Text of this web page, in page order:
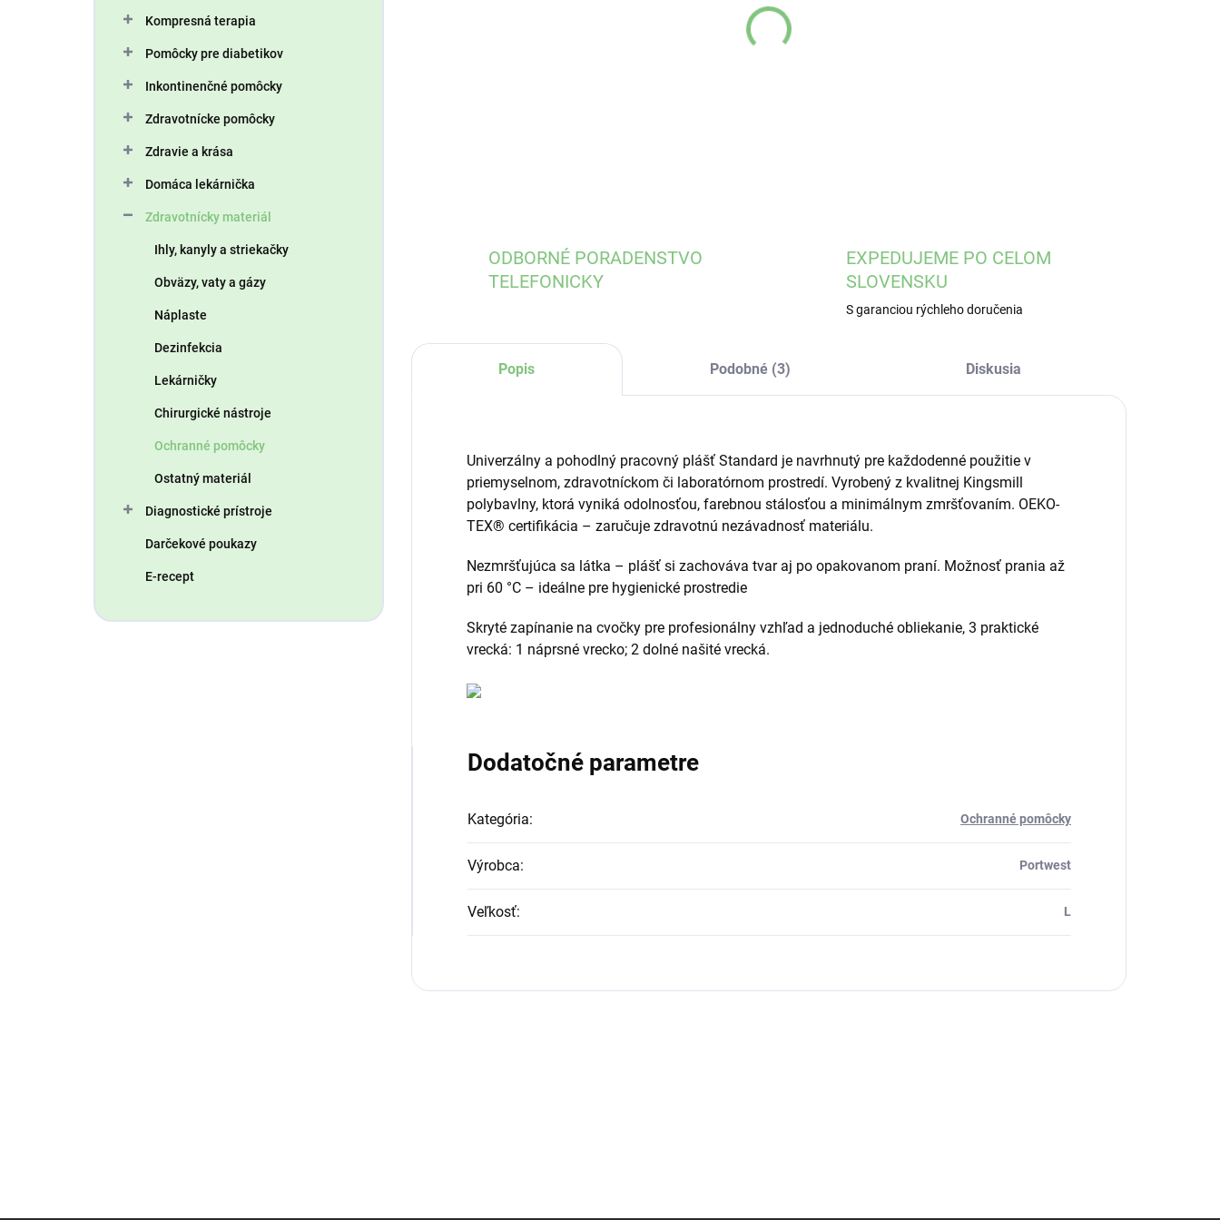
Kompresná terapia
Pomôcky pre diabetikov
Inkontinenčné pomôcky
Zdravotnícke pomôcky
Zdravie a krása
Domáca lekárnička
Zdravotnícky materiál
Ihly, kanyly a striekačky
Obväzy, vaty a gázy
Náplaste
Dezinfekcia
Lekárničky
Chirurgické nástroje
Ochranné pomôcky
Ostatný materiál
Diagnostické prístroje
Darčekové poukazy
E-recept
14.8.2026
ODBORNÉ PORADENSTVO
TELEFONICKY
EXPEDUJEME PO CELOM
SLOVENSKU
S garanciou rýchleho doručenia
Popis Podobné (3) Diskusia
Univerzálny a pohodlný pracovný plášť Standard je navrhnutý pre každodenné použitie v
priemyselnom, zdravotníckom či laboratórnom prostredí. Vyrobený z kvalitnej Kingsmill
polybavlny, ktorá vyniká odolnosťou, farebnou stálosťou a minimálnym zmršťovaním. OEKO-
TEX® certifikácia – zaručuje zdravotnú nezávadnosť materiálu.
Nezmršťujúca sa látka – plášť si zachováva tvar aj po opakovanom praní. Možnosť prania až
pri 60 °C – ideálne pre hygienické prostredie
Skryté zapínanie na cvočky pre profesionálny vzhľad a jednoduché obliekanie, 3 praktické
vrecká: 1 náprsné vrecko; 2 dolné našité vrecká.
Dodatočné parametre
Kategória: Ochranné pomôcky
Výrobca: Portwest
Veľkosť: L